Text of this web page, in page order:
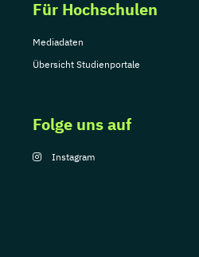
Für Hochschulen
Mediadaten
Übersicht Studienportale
Folge uns auf
Instagram